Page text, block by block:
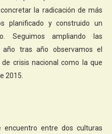
la radicación de más
planificado y construido un
Seguimos ampliando las
tras año observamos el
crisis nacional como la que
2015.
encuentro entre dos culturas